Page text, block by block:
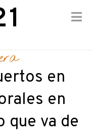
en
en
que va de